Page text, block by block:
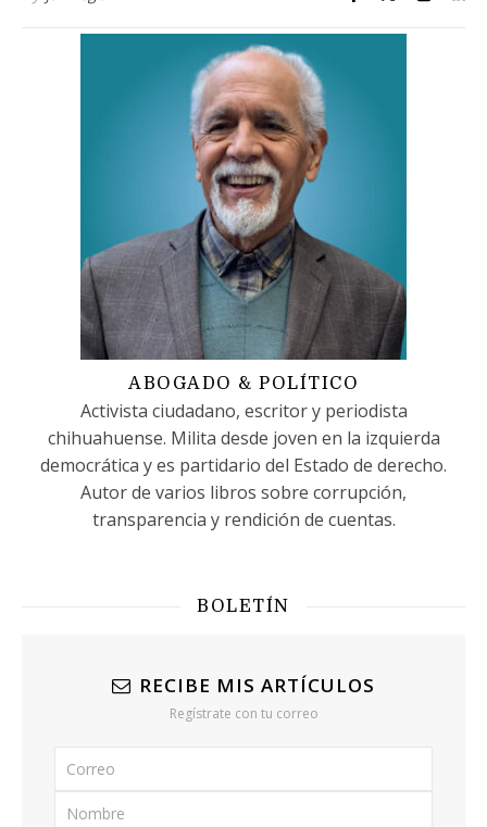
ABOGADO & POLÍTICO
Activista ciudadano, escritor y periodista
chihuahuense. Milita desde joven en la izquierda
democrática y es partidario del Estado de derecho.
Autor de varios libros sobre corrupción,
transparencia y rendición de cuentas.
BOLETÍN
RECIBE MIS ARTÍCULOS
Regístrate con tu correo